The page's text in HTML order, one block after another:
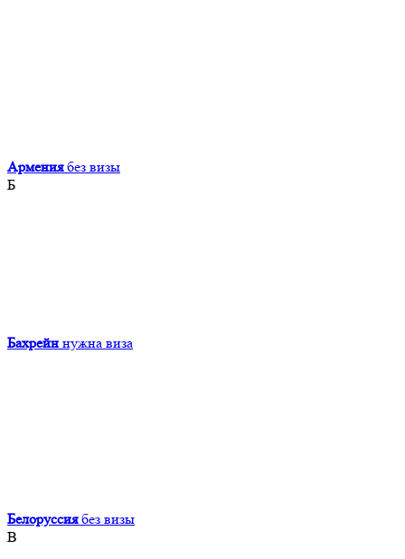
Армения без визы
Б
Бахрейн нужна виза
Белоруссия без визы
В